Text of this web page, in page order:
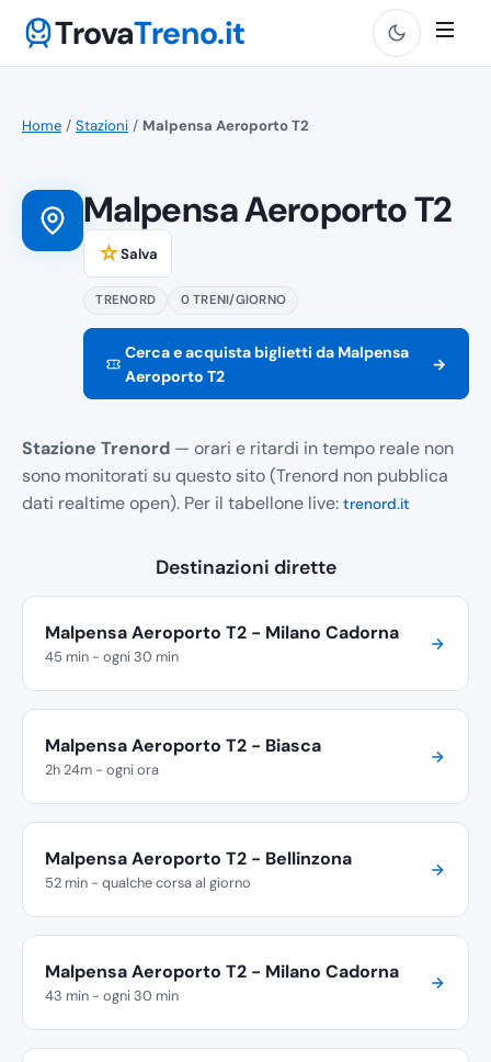
TrovaTreno.it
Home / Stazioni / Malpensa Aeroporto T2
Malpensa Aeroporto T2
☆Salva
TRENORD 0 TRENI/GIORNO
Cerca e acquista biglietti da Malpensa
Aeroporto T2
→
Stazione Trenord — orari e ritardi in tempo reale non
sono monitorati su questo sito (Trenord non pubblica
dati realtime open). Per il tabellone live: trenord.it
Destinazioni dirette
Malpensa Aeroporto T2 - Milano Cadorna
45 min - ogni 30 min
Malpensa Aeroporto T2 - Biasca
2h 24m - ogni ora
Malpensa Aeroporto T2 - Bellinzona
52 min - qualche corsa al giorno
Malpensa Aeroporto T2 - Milano Cadorna
43 min - ogni 30 min